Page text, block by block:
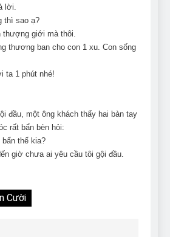
lời.
thì sao ạ?
thượng giới mà thôi.
thương ban cho con 1 xu. Con sống
ta 1 phút nhé!
đầu, một ông khách thấy hai bàn tay
rất bẩn bèn hỏi:
thế kia?
giờ chưa ai yêu cầu tôi gội đầu.
Cười